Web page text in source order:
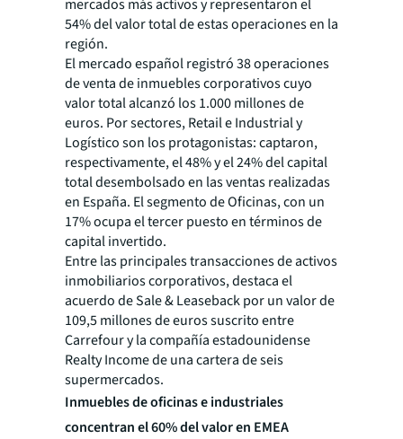
mercados más activos y representaron el
54% del valor total de estas operaciones en la
región.
El mercado español registró 38 operaciones
de venta de inmuebles corporativos cuyo
valor total alcanzó los 1.000 millones de
euros. Por sectores, Retail e Industrial y
Logístico son los protagonistas: captaron,
respectivamente, el 48% y el 24% del capital
total desembolsado en las ventas realizadas
en España. El segmento de Oficinas, con un
17% ocupa el tercer puesto en términos de
capital invertido.
Entre las principales transacciones de activos
inmobiliarios corporativos, destaca el
acuerdo de Sale & Leaseback por un valor de
109,5 millones de euros suscrito entre
Carrefour y la compañía estadounidense
Realty Income de una cartera de seis
supermercados.
Inmuebles de oficinas e industriales
concentran el 60% del valor en EMEA